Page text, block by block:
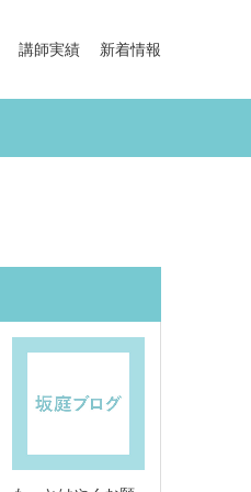
講師実績 新着情報